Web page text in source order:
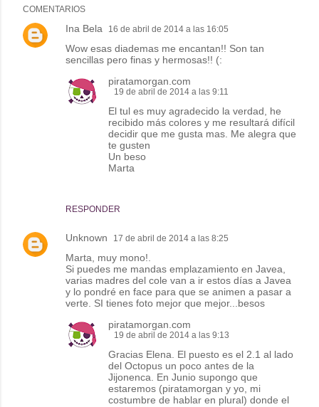
COMENTARIOS
Ina Bela 16 de abril de 2014 a las 16:05
Wow esas diademas me encantan!! Son tan
sencillas pero finas y hermosas!! (:
RESPONDER
piratamorgan.com
19 de abril de 2014 a las 9:11
El tul es muy agradecido la verdad, he
recibido más colores y me resultará difícil
decidir que me gusta mas. Me alegra que
te gusten
Un beso
Marta
Unknown 17 de abril de 2014 a las 8:25
Marta, muy mono!.
Si puedes me mandas emplazamiento en Javea,
varias madres del cole van a ir estos días a Javea
y lo pondré en face para que se animen a pasar a
verte. SI tienes foto mejor que mejor...besos
piratamorgan.com
19 de abril de 2014 a las 9:13
Gracias Elena. El puesto es el 2.1 al lado
del Octopus un poco antes de la
Jijonenca. En Junio supongo que
estaremos (piratamorgan y yo, mi
costumbre de hablar en plural) donde el